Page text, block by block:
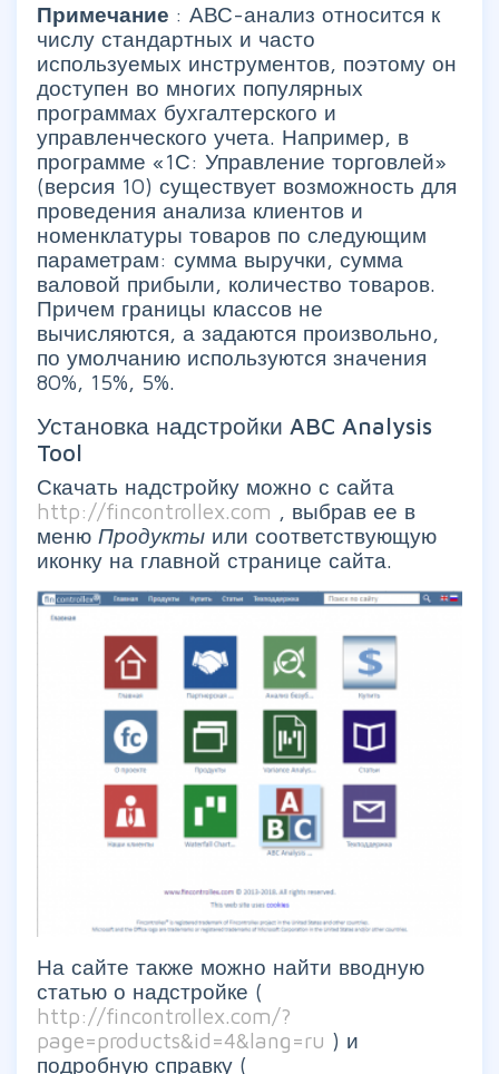
Примечание : АВС-анализ относится к
числу стандартных и часто
используемых инструментов, поэтому он
доступен во многих популярных
программах бухгалтерского и
управленческого учета. Например, в
программе «1С: Управление торговлей»
(версия 10) существует возможность для
проведения анализа клиентов и
номенклатуры товаров по следующим
параметрам: сумма выручки, сумма
валовой прибыли, количество товаров.
Причем границы классов не
вычисляются, а задаются произвольно,
по умолчанию используются значения
80%, 15%, 5%.
Установка надстройки ABC Analysis
Tool
Скачать надстройку можно с сайта
http://fincontrollex.com , выбрав ее в
меню Продукты или соответствующую
иконку на главной странице сайта.
На сайте также можно найти вводную
статью о надстройке (
http://fincontrollex.com/?
page=products&id=4&lang=ru ) и
подробную справку (